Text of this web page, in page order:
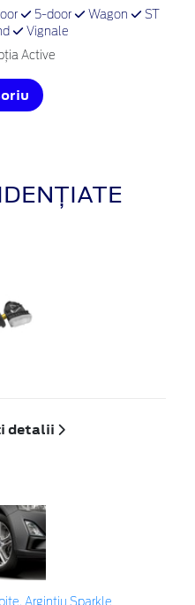
5-door Wagon
ST
Vignale
Active
detalii